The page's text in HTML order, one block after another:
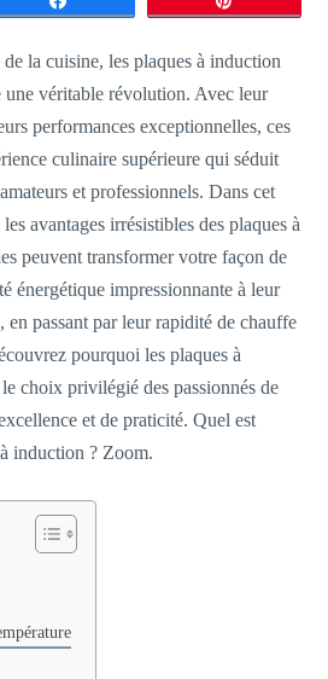
la cuisine, les plaques à induction
une véritable révolution. Avec leur
performances exceptionnelles, ces
culinaire supérieure qui séduit
et professionnels. Dans cet
avantages irrésistibles des plaques à
peuvent transformer votre façon de
énergétique impressionnante à leur
en passant par leur rapidité de chauffe
pourquoi les plaques à
choix privilégié des passionnés de
et de praticité. Quel est
induction ? Zoom.